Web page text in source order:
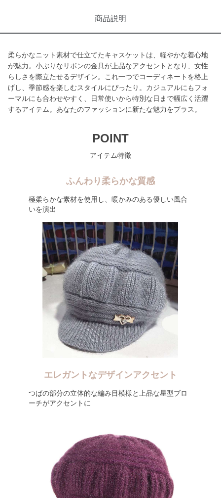
商品説明
柔らかなニット素材で仕立てたキャスケットは、軽やかな着心地
が魅力。小ぶりなリボンの金具が上品なアクセントとなり、女性
らしさを際立たせるデザイン。これ一つでコーディネートを格上
げし、季節感を楽しむスタイルにぴったり。カジュアルにもフォ
ーマルにも合わせやすく、日常使いから特別な日まで幅広く活躍
するアイテム。あなたのファッションに新たな魅力をプラス。
POINT
アイテム特徴
ふんわり柔らかな質感
極柔らかな素材を使用し、暖かみのある優しい風合
いを演出
エレガントなデザインアクセント
つばの部分の立体的な編み目模様と上品な星型ブロ
ーチがアクセントに